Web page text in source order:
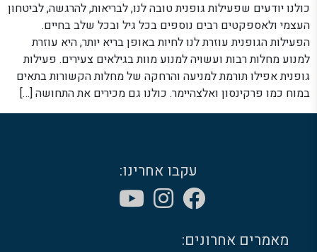
כולנו יודעים שפעילות גופנית טובה לנו, לבריאות, להרגשה, לביטחון
העצמי ולאספקטים רבים נוספים בכל גיל ובכל שלב בחיים.
הפעילות הגופנית עוזרת לנו לחיות באופן בריא יותר, היא עוזרת
למנוע מחלות רבות ועשויה למנוע מוות בגילאים צעירים. פעילות
גופנית אפילו תורמת למניעה והרחקה של מחלות הקשורות בתאים
במוח כמו פרקינסון ואלצהיימר. כולנו גם מכירים את התחושה […]
עקבו אחרינו:
מאמרים אחרונים: